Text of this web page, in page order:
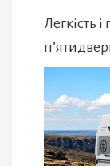
Легкість